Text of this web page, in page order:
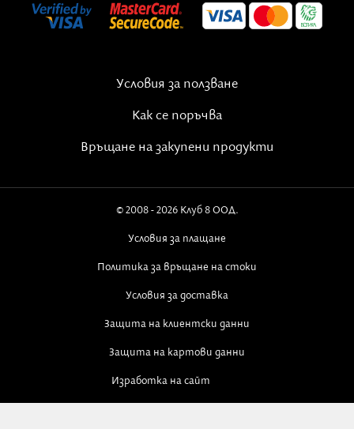
Условия за ползване
Как се поръчва
Връщане на закупени продукти
© 2008 - 2026 Клуб 8 ООД.
Условия за плащане
Политика за връщане на стоки
Условия за доставка
Защита на клиентски данни
Защита на картови данни
Изработка на сайт